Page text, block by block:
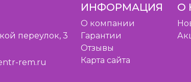
переулок, 3
rem.ru
ИНФОРМАЦИЯ
O компании
Гарантии
Отзывы
Карта сайта
О